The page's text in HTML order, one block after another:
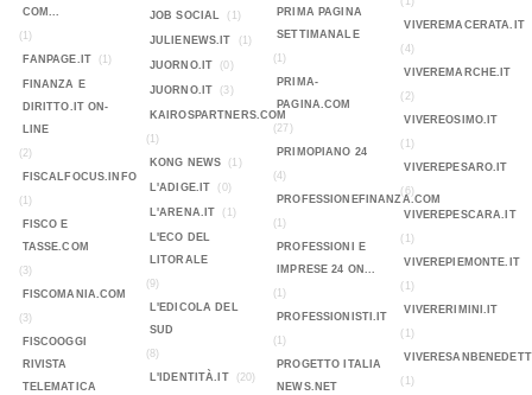
COM...
(1)
FANPAGE.IT
(1)
FINANZA E
DIRITTO.IT ON-
LINE
(2)
FISCALFOCUS.INFO
(1)
FISCO E
TASSE.COM
(3)
FISCOMANIA.COM
(3)
FISCOOGGI
RIVISTA
TELEMATICA
JOB SOCIAL
(1)
JULIENEWS.IT (1)
JUORNO.IT (0)
JUORNO.IT (3)
KAIROSPARTNERS.COM
(1)
KONG NEWS
(1)
L'ADIGE.IT (0)
L'ARENA.IT (1)
L'ECO DEL
LITORALE
(9)
L'EDICOLA DEL
SUD
(8)
L'IDENTITÀ.IT
(20)
PRIMA PAGINA
SETTIMANALE
(1)
PRIMA-
PAGINA.COM
(27)
PRIMOPIANO 24
(4)
PROFESSIONEFINANZA.COM
(1)
PROFESSIONI E
IMPRESE 24 ON...
(1)
PROFESSIONISTI.IT
(1)
PROGETTO ITALIA
NEWS.NET
VIVEREMACERATA.IT
(4)
VIVEREMARCHE.IT
(2)
VIVEREOSIMO.IT
(1)
VIVEREPESARO.IT
(6)
VIVEREPESCARA.IT
(1)
VIVEREPIEMONTE.IT
(1)
VIVERERIMINI.IT
(1)
(1)